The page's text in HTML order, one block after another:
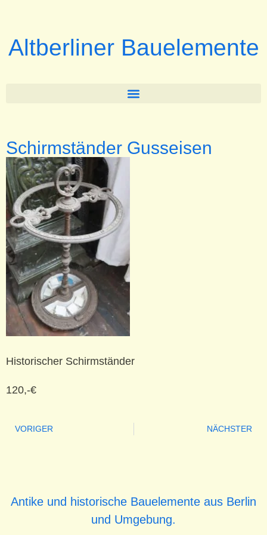
Altberliner Bauelemente
Schirmständer Gusseisen
Historischer Schirmständer
120,-€
VORIGER NÄCHSTER
Antike und historische Bauelemente aus Berlin
und Umgebung.